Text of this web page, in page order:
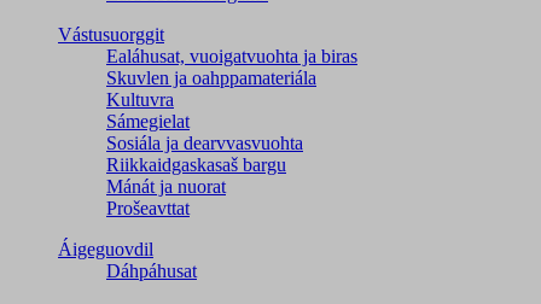
Vástusuorggit
Ealáhusat, vuoigatvuohta ja biras
Skuvlen ja oahppamateriála
Kultuvra
Sámegielat
Sosiála ja dearvvasvuohta
Riikkaidgaskasaš bargu
Mánát ja nuorat
Prošeavttat
Áigeguovdil
Dáhpáhusat